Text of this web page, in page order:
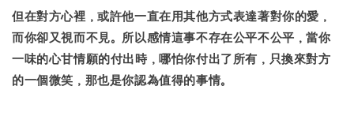
但在對方心裡，或許他一直在用其他方式表達著對你的愛，
而你卻又視而不見。所以感情這事不存在公平不公平，當你
一味的心甘情願的付出時，哪怕你付出了所有，只換來對方
的一個微笑，那也是你認為值得的事情。